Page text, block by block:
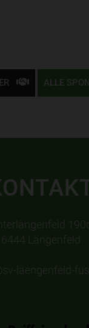
ALLE
6444 Längenfeld
laengenfeld-